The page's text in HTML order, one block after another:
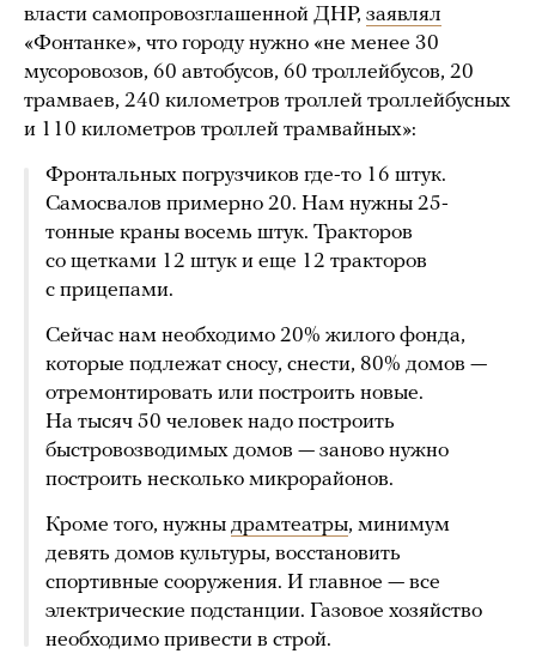
власти самопровозглашенной ДНР, заявлял
«Фонтанке», что городу нужно «не менее 30
мусоровозов, 60 автобусов, 60 троллейбусов, 20
трамваев, 240 километров троллей троллейбусных
и 110 километров троллей трамвайных»:
Фронтальных погрузчиков где-то 16 штук.
Самосвалов примерно 20. Нам нужны 25-
тонные краны восемь штук. Тракторов
со щетками 12 штук и еще 12 тракторов
с прицепами.
Сейчас нам необходимо 20% жилого фонда,
которые подлежат сносу, снести, 80% домов —
отремонтировать или построить новые.
На тысяч 50 человек надо построить
быстровозводимых домов — заново нужно
построить несколько микрорайонов.
Кроме того, нужны драмтеатры, минимум
девять домов культуры, восстановить
спортивные сооружения. И главное — все
электрические подстанции. Газовое хозяйство
необходимо привести в строй.